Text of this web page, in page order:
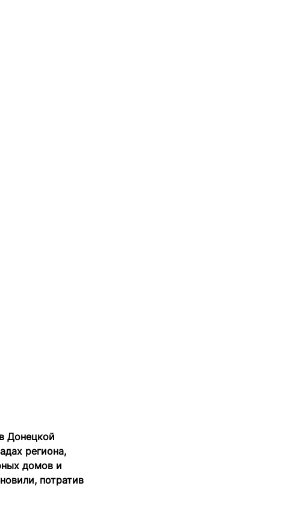
Донецкой
региона,
домов и
потратив